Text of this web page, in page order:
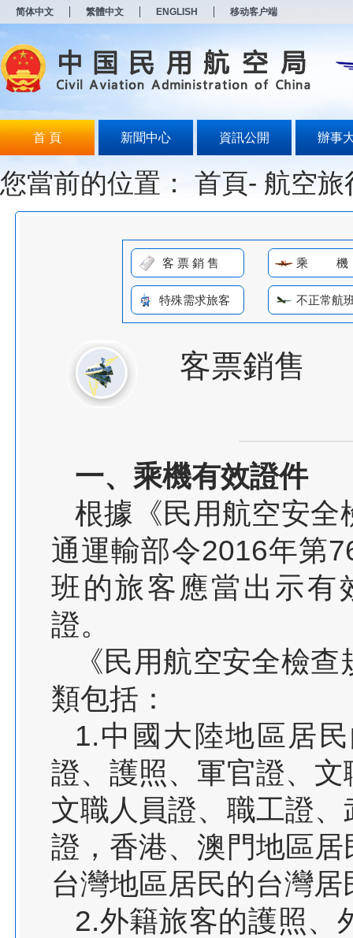
简体中文 繁體中文 ENGLISH 移动客户端
首 頁 新聞中心 資訊公開 辦事
您當前的位置： 首頁- 航空旅
客 票 銷 售 乘 機
特殊需求旅客 不正常航
客票銷售
一、乘機有效證件
根據《民用航空安全
通運輸部令2016年第
班的旅客應當出示有
證。
《民用航空安全檢
類包括：
1.中國大陸地區居
證、護照、軍官證、
文職人員證、職工證
證，香港、澳門地區
台灣地區居民的台灣
2.外籍旅客的護照、
打
开
无
障
说
明
按
Alt